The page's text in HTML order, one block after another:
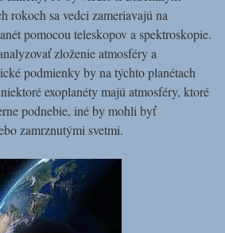
rokoch sa vedci zameriavajú na
pomocou teleskopov a spektroskopie.
zloženie atmosféry a
podmienky by na týchto planétach
exoplanéty majú atmosféry, ktoré
podnebie, iné by mohli byť
zamrznutými svetmi.